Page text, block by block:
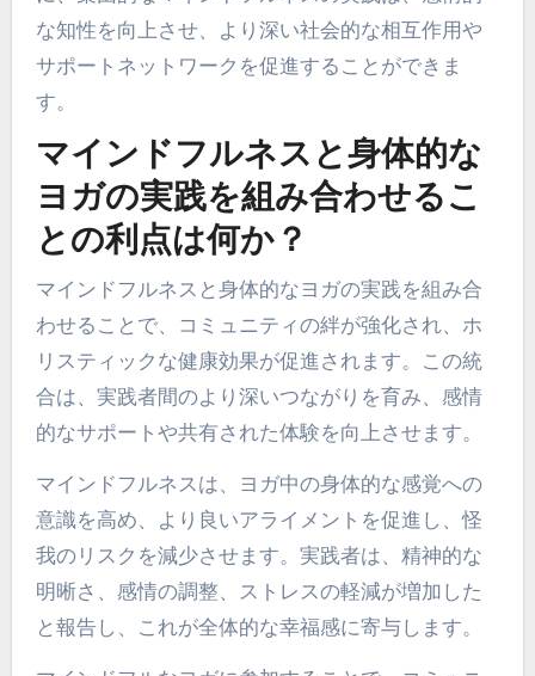
化します。グループヨガセッションに参加するこ
とで、コミュニケーションや共有された体験が促
進され、関係が強化されます。研究によると、マ
ィの結束に不可欠な帰属意識を促進します。さら
に、集団的なマインドフルネスの実践は、感情的
な知性を向上させ、より深い社会的な相互作用や
サポートネットワークを促進することができま
マインドフルネスと身体的な
ヨガの実践を組み合わせるこ
との利点は何か？
マインドフルネスと身体的なヨガの実践を組み合
わせることで、コミュニティの絆が強化され、ホ
リスティックな健康効果が促進されます。この統
合は、実践者間のより深いつながりを育み、感情
的なサポートや共有された体験を向上させます。